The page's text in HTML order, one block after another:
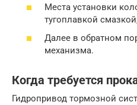
Места установки
тугоплавкой
Далее в обратном
механизма.
Когда требуется
Гидропривод тормозной